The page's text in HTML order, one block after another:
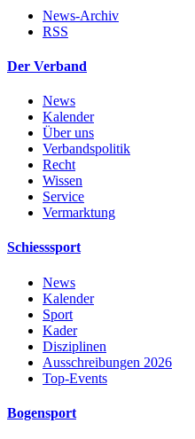
News-Archiv
RSS
Der Verband
News
Kalender
Über uns
Verbandspolitik
Recht
Wissen
Service
Vermarktung
Schiesssport
News
Kalender
Sport
Kader
Disziplinen
Ausschreibungen 2026
Top-Events
Bogensport